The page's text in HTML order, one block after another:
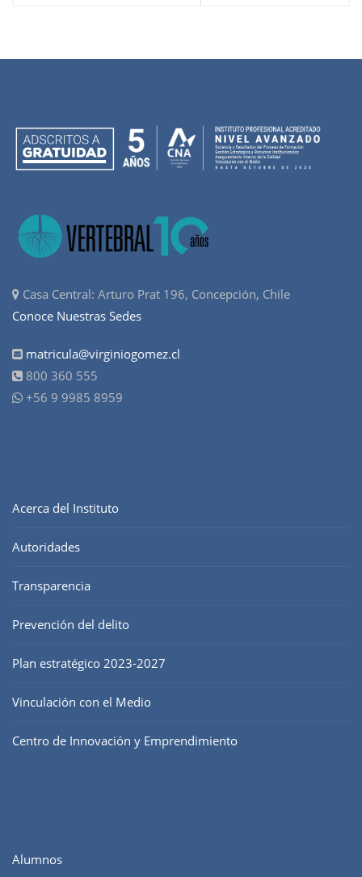
Casa Central: Arturo Prat 196, Concepción, Chile
Conoce Nuestras Sedes
matricula@virginiogomez.cl
800 360 555
+56 9 9985 8959
Acerca del Instituto
Autoridades
Transparencia
Prevención del delito
Plan estratégico 2023-2027
Vinculación con el Medio
Centro de Innovación y Emprendimiento
Alumnos